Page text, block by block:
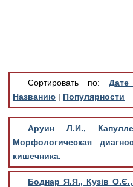
Обратная связь
Добавить материал
Сортировать по:
Названию | Популярности
Аруин Л.И.,
Морфологическая
кишечника.
Боднар Я.Я., Кузів